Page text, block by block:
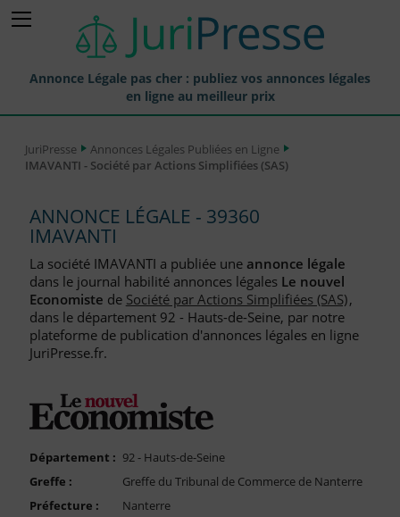
Annonce Légale pas cher : publiez vos annonces légales
en ligne au meilleur prix
Annonces Légales Publiées
Journaux Habilités (JAL) Annonces Légales
Départements pour la Publication d'Annonces Légales
Liste des Greffes
Liste des CCI
FAQ
Compte PRO
JuriPresse
Annonces Légales Publiées en Ligne
IMAVANTI - Société par Actions Simplifiées (SAS)
ANNONCE LÉGALE - 39360
IMAVANTI
La société IMAVANTI a publiée une annonce légale
dans le journal habilité annonces légales Le nouvel
Economiste de Société par Actions Simplifiées (SAS),
dans le département 92 - Hauts-de-Seine, par notre
plateforme de publication d'annonces légales en ligne
JuriPresse.fr.
Département : 92 - Hauts-de-Seine
Greffe :
Greffe du Tribunal de Commerce de Nanterre
Préfecture :
Nanterre